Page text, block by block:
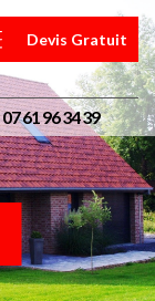
Devis Gratuit
07 61 96 34 39